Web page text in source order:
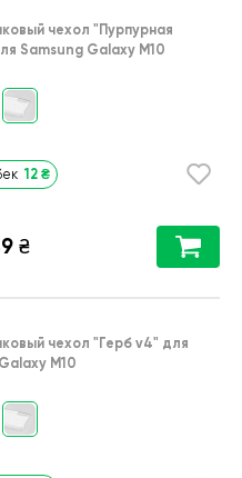
чехол "Пурпурная
Samsung Galaxy M10
12 ₴
₴
чехол "Герб v4" для
M10